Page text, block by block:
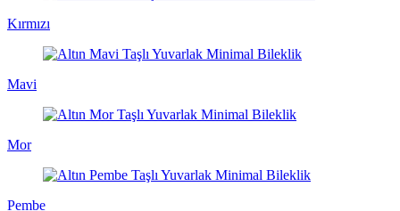
Kırmızı
Mavi
Mor
Pembe